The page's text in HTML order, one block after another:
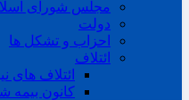
مجلس شورای
دولت
احزاب و تشکل ها
ائتلاف
ائتلاف های
کانون بیمه